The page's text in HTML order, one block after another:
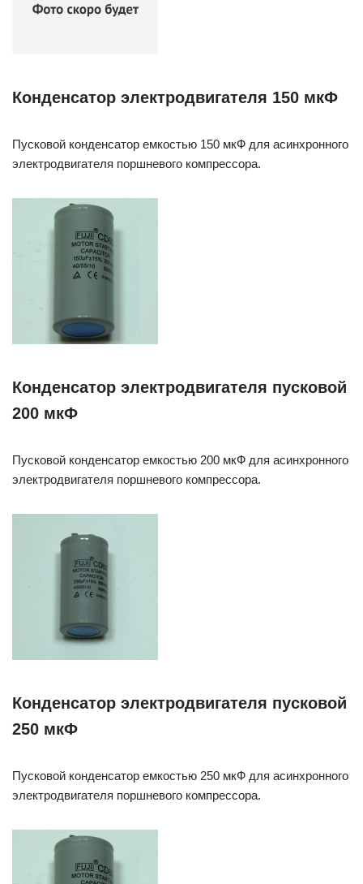
Конденсатор электродвигателя 150 мкФ
Пусковой конденсатор емкостью 150 мкФ для асинхронного
электродвигателя поршневого компрессора.
Конденсатор электродвигателя пусковой
200 мкФ
Пусковой конденсатор емкостью 200 мкФ для асинхронного
электродвигателя поршневого компрессора.
Конденсатор электродвигателя пусковой
250 мкФ
Пусковой конденсатор емкостью 250 мкФ для асинхронного
электродвигателя поршневого компрессора.